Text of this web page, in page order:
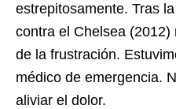
estrepitosamente. Tras
contra el Chelsea
de la frustración.
médico de emergencia.
aliviar el dolor.